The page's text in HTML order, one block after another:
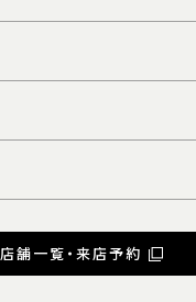
店舗一覧・来店予約